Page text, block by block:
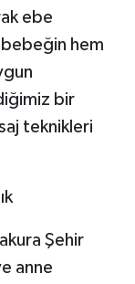
ebe
hem
bir
teknikleri
Şehir
anne